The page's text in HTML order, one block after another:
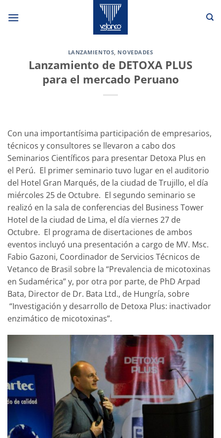
LANZAMIENTOS, NOVEDADES
Lanzamiento de DETOXA PLUS
para el mercado Peruano
Con una importantísima participación de empresarios,
técnicos y consultores se llevaron a cabo dos
Seminarios Científicos para presentar Detoxa Plus en
el Perú. El primer seminario tuvo lugar en el auditorio
del Hotel Gran Marqués, de la ciudad de Trujillo, el día
miércoles 25 de Octubre. El segundo seminario se
realizó en la sala de conferencias del Business Tower
Hotel de la ciudad de Lima, el día viernes 27 de
Octubre. El programa de disertaciones de ambos
eventos incluyó una presentación a cargo de MV. Msc.
Fabio Gazoni, Coordinador de Servicios Técnicos de
Vetanco de Brasil sobre la “Prevalencia de micotoxinas
en Sudamérica” y, por otra por parte, de PhD Arpad
Bata, Director de Dr. Bata Ltd., de Hungría, sobre
“Investigación y desarrollo de Detoxa Plus: inactivador
enzimático de micotoxinas”.